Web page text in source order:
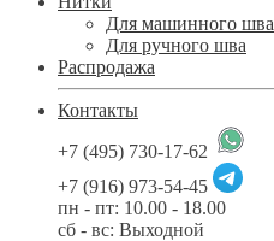
Для машинного шва
Для ручного шва
Распродажа
Контакты
+7 (495) 730-17-62
+7 (916) 973-54-45
пн - пт: 10.00 - 18.00
сб - вс: Выходной